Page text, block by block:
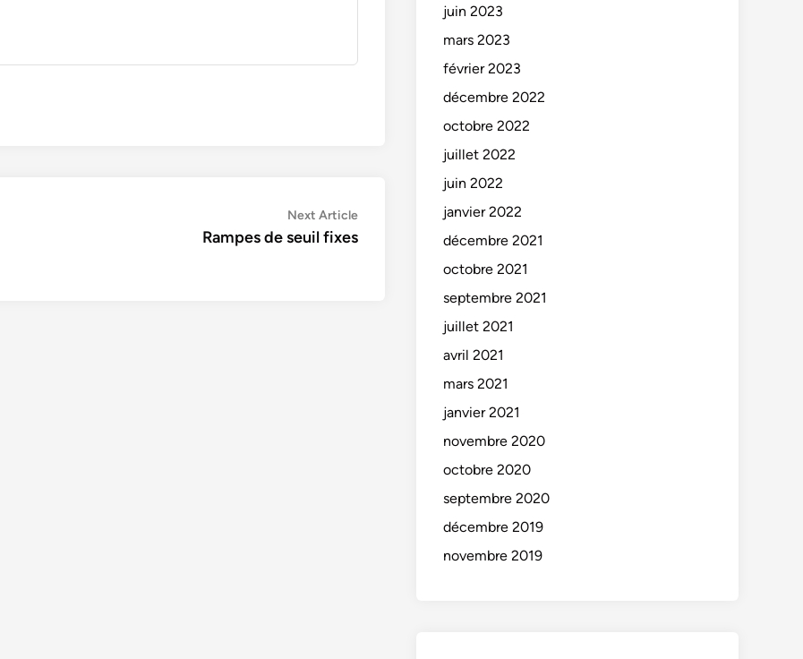
Next ArticleNext
article:
Rampes de seuil fixes
juin 2023
mars 2023
février 2023
décembre 2022
octobre 2022
juillet 2022
juin 2022
janvier 2022
décembre 2021
octobre 2021
septembre 2021
juillet 2021
avril 2021
mars 2021
janvier 2021
novembre 2020
octobre 2020
septembre 2020
décembre 2019
novembre 2019